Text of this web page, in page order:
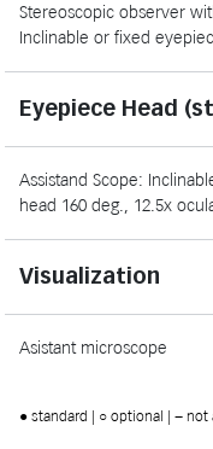
Stereoscopic observer
Inclinable or fixed
Eyepiece Head
Assistand Scope:
head 160 deg., 12.5x
Visualization
Asistant microscope
● standard | ○ optional | − not